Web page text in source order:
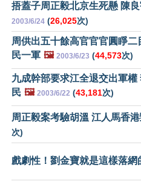
捂蓋子周正毅北京生死懸 陳
2003/6/24 (26,025次)
周供出五十餘高官官官圓睜
民一軍 🖼️ 2003/6/23 (44,573次)
九成幹部要求江全退交出軍
民 🖼️ 2003/6/22 (43,181次)
周正毅案考驗胡溫 江人馬香
次)
戲劇性！劉金寶就是這樣落網